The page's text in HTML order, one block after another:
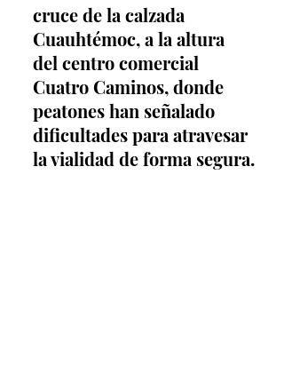
cruce de la calzada
Cuauhtémoc, a la altura
del centro comercial
Cuatro Caminos, donde
peatones han señalado
dificultades para atravesar
la vialidad de forma segura.